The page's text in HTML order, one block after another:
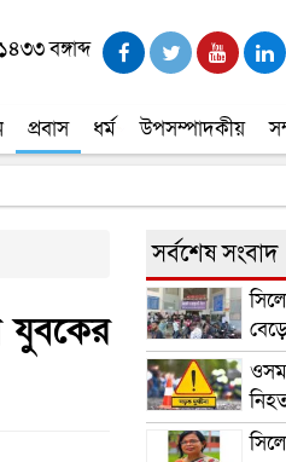
বঙ্গাব্দ
প্রবাস ধর্ম উপসম্পাদকীয়
যুবকের
সর্বশেষ সংবাদ